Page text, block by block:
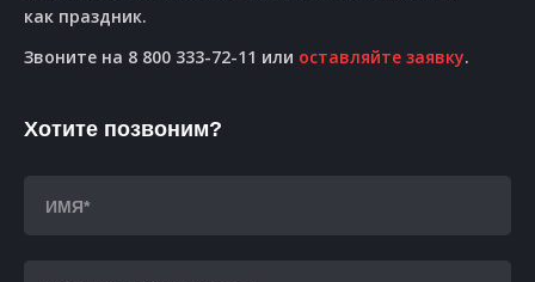
как праздник.
Звоните на 8 800 333-72-11 или оставляйте заявку.
Хотите позвоним?